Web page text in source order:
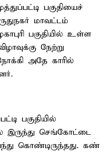
பகுதியைச்
மாவட்டம்
பகுதியில் உள்ள
நேற்று
அதே காரில்
பகுதியில்
இருந்து செங்கோட்டை
கொண்டிருந்தது. கண்